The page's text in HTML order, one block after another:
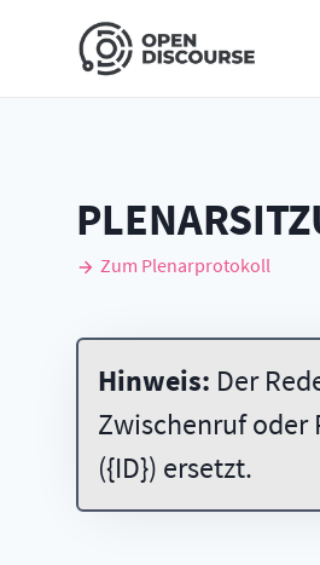
Zum Plenarprotokoll
Hinweis: Der
Zwischenruf oder
({ID}) ersetzt.